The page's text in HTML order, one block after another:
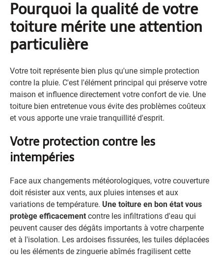
Pourquoi la qualité de votre
toiture mérite une attention
particulière
Votre toit représente bien plus qu'une simple protection
contre la pluie. C'est l'élément principal qui préserve votre
maison et influence directement votre confort de vie. Une
toiture bien entretenue vous évite des problèmes coûteux
et vous apporte une vraie tranquillité d'esprit.
Votre protection contre les
intempéries
Face aux changements météorologiques, votre couverture
doit résister aux vents, aux pluies intenses et aux
variations de température. Une toiture en bon état vous
protège efficacement contre les infiltrations d'eau qui
peuvent causer des dégâts importants à votre charpente
et à l'isolation. Les ardoises fissurées, les tuiles déplacées
ou les éléments de zinguerie abîmés fragilisent cette